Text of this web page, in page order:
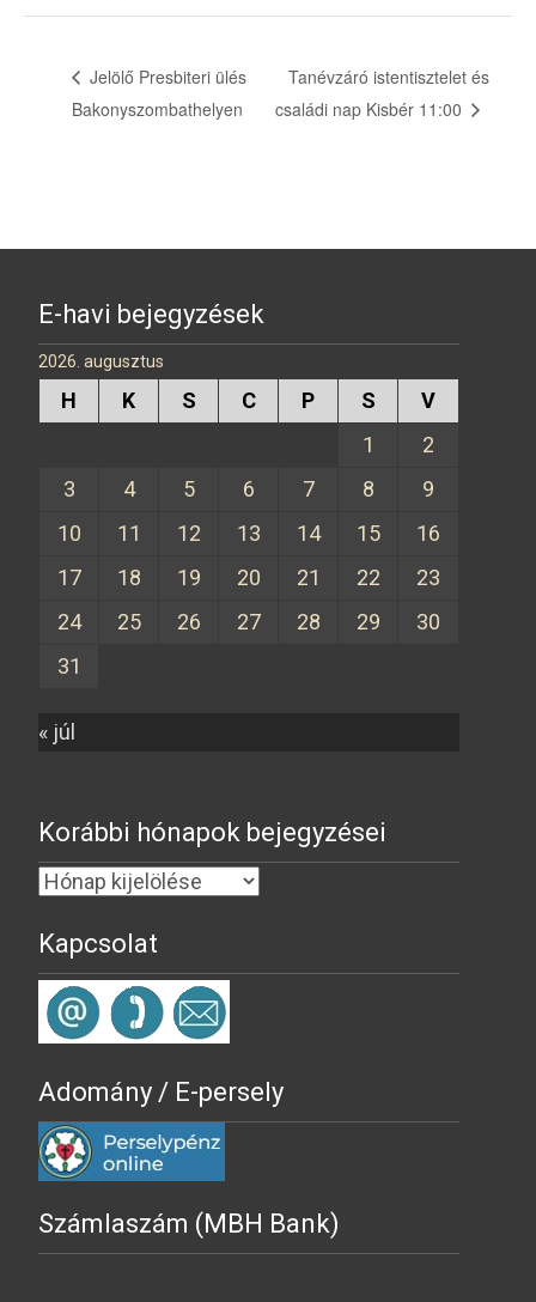
Jelölő Presbiteri ülés
Bakonyszombathelyen
Tanévzáró istentisztelet és
családi nap Kisbér 11:00
E-havi bejegyzések
2026. augusztus
H K S C P S
V
1
2
3
4 5 6 7 8
9
10
11 12 13 14 15
16
17
18 19 20 21 22
23
24
25 26 27 28 29
30
31
« júl
Korábbi hónapok bejegyzései
Kapcsolat
Adomány / E-persely
Számlaszám (MBH Bank)